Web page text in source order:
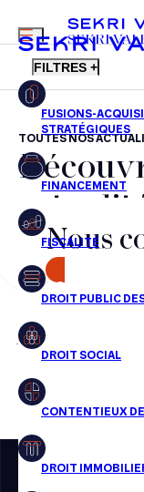
FR EN
MENU
SEKRI
FILTRES +
Fusions-
Financement
Fiscalité
Droit public des
Droit social
Droit immobilier
Restructuring
TOUTES NOS
nos
jour
Aucun résultats pour
Nous